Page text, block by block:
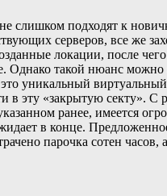
слишком подходят к
серверов, все же
локации, после
Однако такой нюанс
уникальный
эту «закрытую секту». С
ранее, имеется
в конце.
парочка сотен